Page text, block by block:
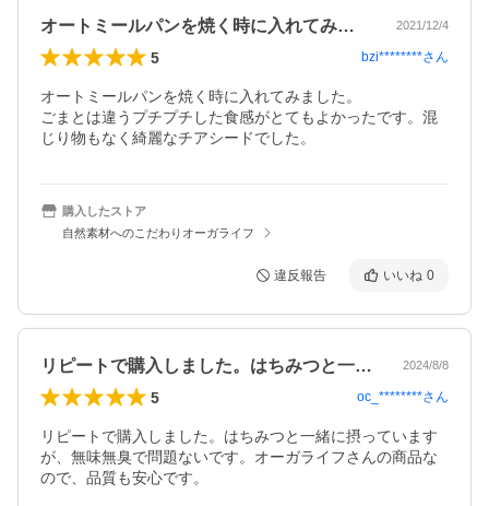
オートミールパンを焼く時に入れてみまし… 2021/12/4
5 bzi********さん
オートミールパンを焼く時に入れてみました。
ごまとは違うプチプチした食感がとてもよかったです。混
じり物もなく綺麗なチアシードでした。
購入したストア
自然素材へのこだわりオーガライフ
違反報告 いいね 0
リピートで購入しました。はちみつと一緒… 2024/8/8
5 oc_********さん
リピートで購入しました。はちみつと一緒に摂っています
が、無味無臭で問題ないです。オーガライフさんの商品な
ので、品質も安心です。